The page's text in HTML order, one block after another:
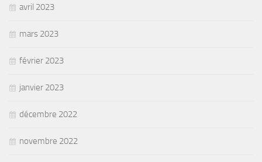
avril 2023
mars 2023
février 2023
janvier 2023
décembre 2022
novembre 2022